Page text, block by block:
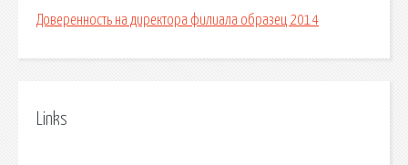
Доверенность на директора филиала образец 2014
Links